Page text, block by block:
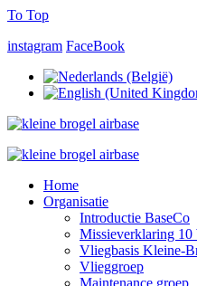
To Top
instagram FaceBook
Home
Organisatie
Introductie BaseCo
Missieverklaring 10
Vliegbasis Kleine-
Vlieggroep
Maintenance groep